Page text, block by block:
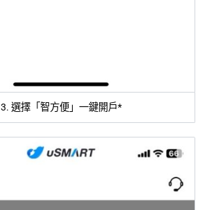
3. 選擇「智方便」一鍵開戶*